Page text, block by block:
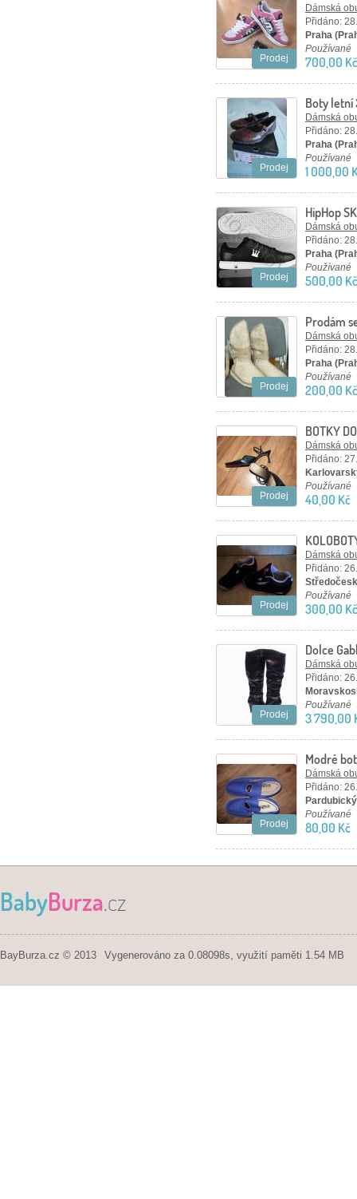
Prodej
Dámská
Přidáno:
Praha
Používané
700,00 Kč
Prodej
Boty letní
Dámská
Přidáno:
Praha
Používané
1 000,00
Prodej
HipHop
Tribeca
Dámská
Přidáno:
Praha
Používané
500,00 Kč
Prodej
Prodám
Dámská
Přidáno:
Praha
Používané
200,00 Kč
Prodej
BOTKY
Dámská
Přidáno:
Používané
40,00 Kč
Prodej
Dámská
Přidáno:
Používané
300,00 Kč
Prodej
Dolce
Dámská
Přidáno:
Používané
3 790,00
Prodej
Modré
Dámská
Přidáno:
Používané
80,00 Kč
BabyBurza.cz
BayBurza.cz © 2013 Vygenerováno za 0.08098s, využití paměti 1.54 MB